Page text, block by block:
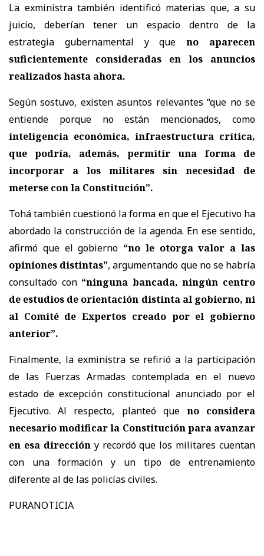
La exministra también identificó materias que, a su
juicio, deberían tener un espacio dentro de la
estrategia gubernamental y queno aparecen
suficientemente consideradas en los anuncios
realizados hasta ahora.
Según sostuvo, existen asuntos relevantes “que no se
entiende porque no están mencionados, como
inteligencia económica, infraestructura crítica,
que podría, además, permitir una forma de
incorporar a los militares sin necesidad de
meterse con la Constitución”.
Tohá también cuestionó la forma en que el Ejecutivo ha
abordado la construcción de la agenda. En ese sentido,
afirmó que el gobierno “no le otorga valor a las
opiniones distintas”, argumentando que no se habría
consultado con “ninguna bancada, ningún centro
de estudios de orientación distinta al gobierno, ni
al Comité de Expertos creado por el gobierno
anterior”.
Finalmente, la exministra se refirió a la participación
de las Fuerzas Armadas contemplada en el nuevo
estado de excepción constitucional anunciado por el
Ejecutivo. Al respecto, planteó que no considera
necesario modificar la Constitución para avanzar
en esa direccióny recordó que los militares cuentan
con una formación y un tipo de entrenamiento
diferente al de las policías civiles.
PURANOTICIA